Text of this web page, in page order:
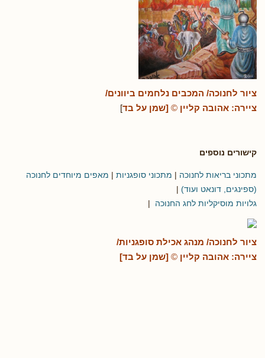
ציור לחנוכה/ המכבים נלחמים ביוונים/
ציירה: אהובה קליין © [שמן על בד]
קישורים נוספים
מתכוני בריאות לחנוכה | מתכוני סופגניות | מאפים מיוחדים לחנוכה
(ספינגים, דונאט ועוד) |
גלויות מוסיקליות לחג החנוכה |
ציור לחנוכה/ מנהג אכילת סופגניות/
ציירה: אהובה קליין © [שמן על בד]